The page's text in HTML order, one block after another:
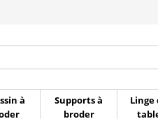
à
Supports à
broder
Linge